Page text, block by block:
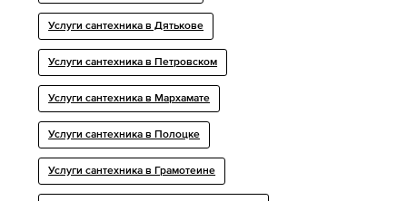
Услуги сантехника в Дятькове
Услуги сантехника в Петровском
Услуги сантехника в Мархамате
Услуги сантехника в Полоцке
Услуги сантехника в Грамотеине